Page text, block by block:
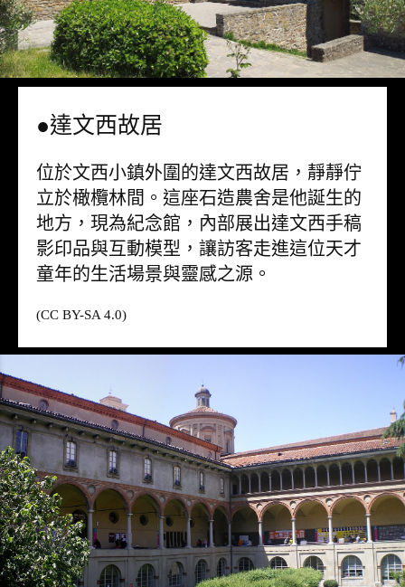
●達文西故居
位於文西小鎮外圍的達文西故居，靜靜佇
立於橄欖林間。這座石造農舍是他誕生的
地方，現為紀念館，內部展出達文西手稿
影印品與互動模型，讓訪客走進這位天才
童年的生活場景與靈感之源。
(CC BY-SA 4.0)